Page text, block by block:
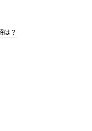
は？